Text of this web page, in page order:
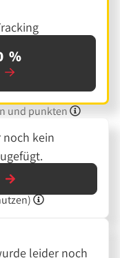
%
und punkten
noch kein
leider noch